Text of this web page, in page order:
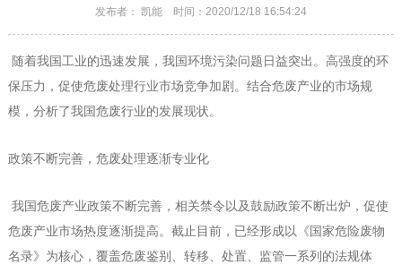
发布者： 凯能 时间：2020/12/18 16:54:24
随着我国工业的迅速发展，我国环境污染问题日益突出。高强度的环
保压力，促使危废处理行业市场竞争加剧。结合危废产业的市场规
模，分析了我国危废行业的发展现状。
政策不断完善，危废处理逐渐专业化
我国危废产业政策不断完善，相关禁令以及鼓励政策不断出炉，促使
危废产业市场热度逐渐提高。截止目前，已经形成以《国家危险废物
名录》为核心，覆盖危废鉴别、转移、处置、监管一系列的法规体